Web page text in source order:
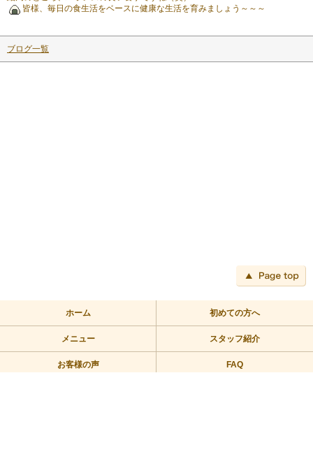
皆様、毎日の食生活をベースに健康な生活を育みましょう～～～
ブログ一覧
ホーム 初めての方へ
メニュー スタッフ紹介
お客様の声 FAQ